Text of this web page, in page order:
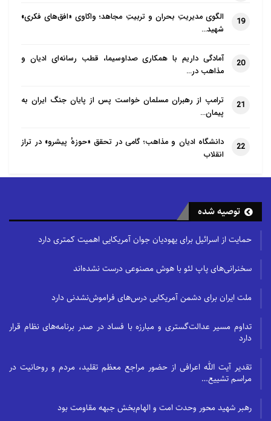
19
الگوی مدیریتِ بحران و تربیتِ مجاهد؛ واکاوی «افق‌های فکری»
شهید…
20
آمادگی داریم با همکاری صداوسیما، قطب رسانه‌ای ادیان و
مذاهب در…
21
ترامپ از رهبران مسلمان خواست پس از پایان جنگ ایران به
پیمان…
22
دانشگاه ادیان و مذاهب؛ گامی در تحقق «حوزهٔ پیشرو» در تراز
انقلاب
توصیه شده
حمایت از اسرائیل برای یهودیان جوان آمریکایی اهمیت کمتری دارد
سخنرانی‌های پاپ لئو با هوش مصنوعی درست نشده‌اند
ملت ایران برای دشمن آمریکایی درس‌های فراموش‌نشدنی دارد
تداوم مسیر عدالت‌گستری و مبارزه با فساد در صدر برنامه‌های نظام قرار
دارد
تقدیر آیت الله اعرافی از حضور مراجع معظم تقلید، مردم و روحانیت در
مراسم تشییع…
رهبر شهید محور وحدت امت و الهام‌بخش جبهه مقاومت بود